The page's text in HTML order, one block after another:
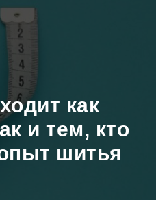
как
и тем, кто
шитья